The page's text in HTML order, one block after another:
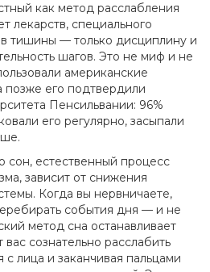
как метод расслабления
лекарств, специального
тишины — только дисциплину и
шагов. Это не миф и не
американские
позже его подтвердили
Пенсильвании: 96%
его регулярно, засыпали
сон, естественный процесс
зависит от снижения
. Когда вы нервничаете,
события дня — и не
метод сна останавливает
вас сознательно расслабить
лица и заканчивая пальцами